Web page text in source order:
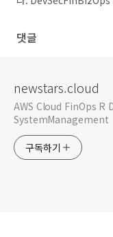
댓글
newstars.cloud
AWS Cloud FinOps
SystemManagement
구독하기